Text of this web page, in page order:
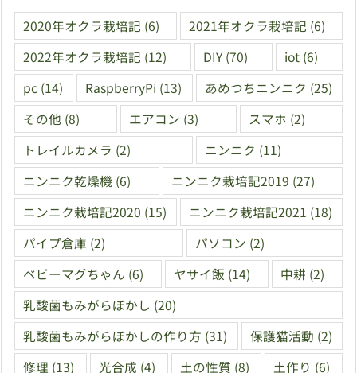
2020年オクラ栽培記 (6) 2021年オクラ栽培記 (6)
2022年オクラ栽培記 (12) DIY (70) iot (6)
pc (14) RaspberryPi (13) あめつちニンニク (25)
その他 (8) エアコン (3) スマホ (2)
トレイルカメラ (2) ニンニク (11)
ニンニク乾燥機 (6) ニンニク栽培記2019 (27)
ニンニク栽培記2020 (15) ニンニク栽培記2021 (18)
パイプ倉庫 (2) パソコン (2)
ベビーマグちゃん (6) ヤサイ飯 (14) 中耕 (2)
乳酸菌もみがらぼかし (20)
乳酸菌もみがらぼかしの作り方 (31) 保護猫活動 (2)
修理 (13) 光合成 (4) 土の性質 (8) 土作り (6)